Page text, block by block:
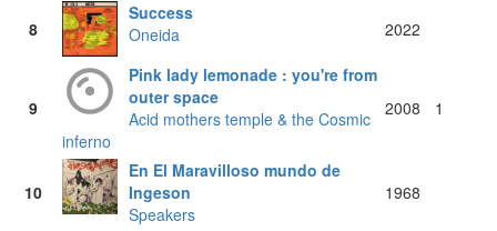
8
Success
Oneida
2022
9
Pink lady lemonade : you're from
outer space
Acid mothers temple & the Cosmic
inferno
2008 1
10
En El Maravilloso mundo de
Ingeson
Speakers
1968